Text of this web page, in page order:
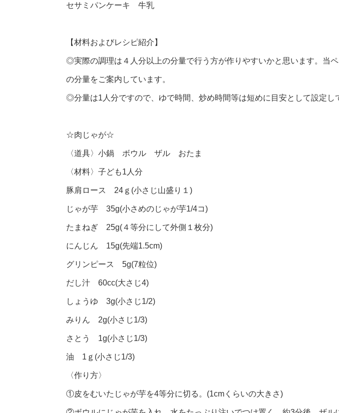
セサミパンケーキ 牛乳
【材料およびレシピ紹介】
◎実際の調理は４人分以上の分量で行う方が作りやすいかと思います。当
の分量をご案内しています。
◎分量は1人分ですので、ゆで時間、炒め時間等は短めに目安として設定し
☆肉じゃが☆
〈道具〉小鍋 ボウル ザル おたま
〈材料〉子ども1人分
豚肩ロース 24ｇ(小さじ山盛り１)
じゃが芋 35g(小さめのじゃが芋1/4コ)
たまねぎ 25g(４等分にして外側１枚分)
にんじん 15g(先端1.5cm)
グリンピース 5g(7粒位)
だし汁 60cc(大さじ4)
しょうゆ 3g(小さじ1/2)
みりん 2g(小さじ1/3)
さとう 1g(小さじ1/3)
油 1ｇ(小さじ1/3)
〈作り方〉
①皮をむいたじゃが芋を4等分に切る。(1cmくらいの大きさ)